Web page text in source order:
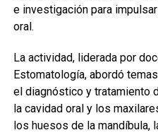
e investigación para
oral.
La actividad, liderada por
Estomatología, abordó
el diagnóstico y tratamiento
la cavidad oral y los
los huesos de la mandíbula,